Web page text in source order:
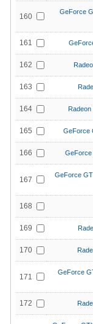
160
GeForce
161
162
163
164 Radeon
165 GeForce
166 GeForce
167
GeForce
168
169
170
171
GeForce
172